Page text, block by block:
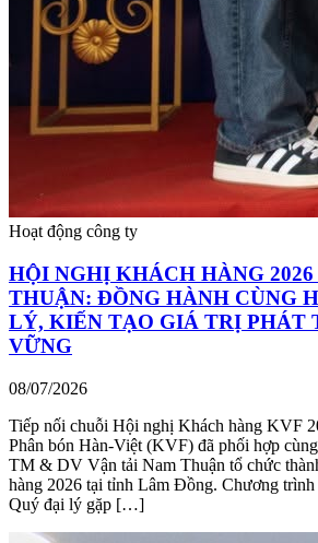
Hoạt động công ty
HỘI NGHỊ KHÁCH HÀNG
THUẬN: ĐỒNG HÀNH CÙNG
LÝ, KIẾN TẠO GIÁ TRỊ PHÁT
VỮNG
08/07/2026
Tiếp nối chuỗi Hội nghị Khách hàng KVF
Phân bón Hàn-Việt (KVF) đã phối hợp
TM & DV Vận tải Nam Thuận tổ chức
hàng 2026 tại tỉnh Lâm Đồng. Chương
Quý đại lý gặp […]